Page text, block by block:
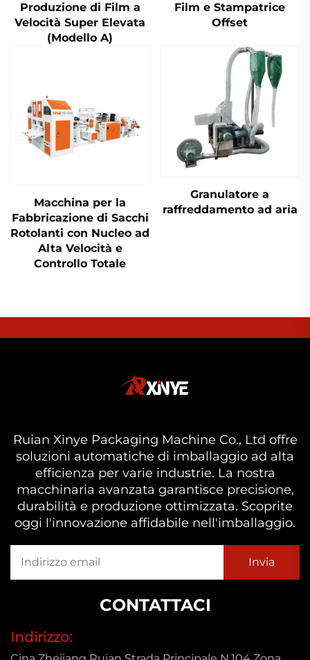
Produzione di Film a
Velocità Super Elevata
(Modello A)
Film e Stampatrice
Offset
Macchina per la
Fabbricazione di Sacchi
Rotolanti con Nucleo ad
Alta Velocità e
Controllo Totale
Granulatore a
raffreddamento ad aria
Ruian Xinye Packaging Machine Co., Ltd offre
soluzioni automatiche di imballaggio ad alta
efficienza per varie industrie. La nostra
macchinaria avanzata garantisce precisione,
durabilità e produzione ottimizzata. Scoprite
oggi l'innovazione affidabile nell'imballaggio.
CONTATTACI
Indirizzo: